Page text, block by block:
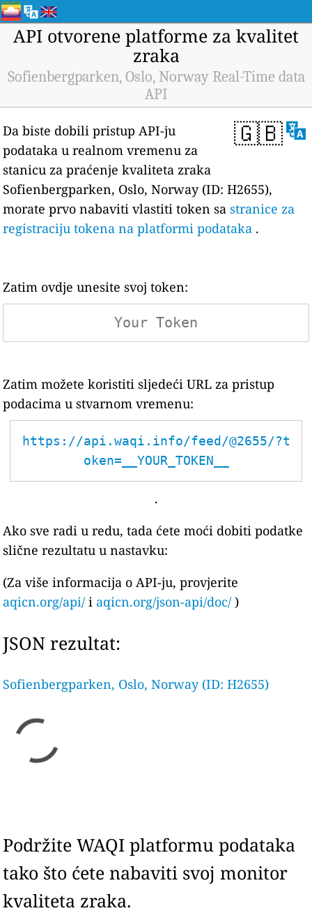
API otvorene platforme za kvalitet
zraka
Sofienbergparken, Oslo, Norway Real-Time data
API
🇬🇧
Da biste dobili pristup API-ju
podataka u realnom vremenu za
stanicu za praćenje kvaliteta zraka
Sofienbergparken, Oslo, Norway (ID: H2655),
morate prvo nabaviti vlastiti token sastranice za
registraciju tokena na platformi podataka .
Zatim ovdje unesite svoj token:
Zatim možete koristiti sljedeći URL za pristup
podacima u stvarnom vremenu:
https://api.waqi.info/feed/@2655/?t
oken=__YOUR_TOKEN__
.
Ako sve radi u redu, tada ćete moći dobiti podatke
slične rezultatu u nastavku:
(Za više informacija o API-ju, provjerite
aqicn.org/api/ i aqicn.org/json-api/doc/ )
JSON rezultat:
Sofienbergparken, Oslo, Norway (ID: H2655)
Podržite WAQI platformu podataka
tako što ćete nabaviti svoj monitor
kvaliteta zraka.